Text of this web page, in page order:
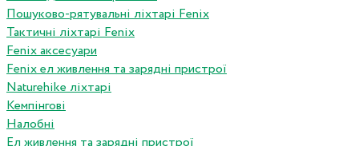
Пошуково-рятувальні ліхтарі Fenix
Тактичні ліхтарі Fenix
Fenix аксесуари
Fenix ел живлення та зарядні пристрої
Naturehike ліхтарі
Кемпінгові
Налобні